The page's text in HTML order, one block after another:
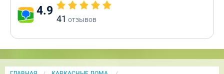
4.9
41 отзывов